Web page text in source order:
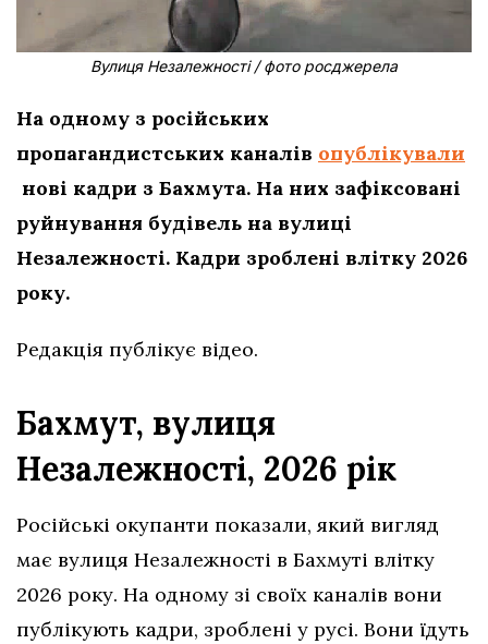
Вулиця Незалежності / фото росджерела
На одному з російських
пропагандистських каналів опублікували
нові кадри з Бахмута. На них зафіксовані
руйнування будівель на вулиці
Незалежності. Кадри зроблені влітку 2026
року.
Редакція публікує відео.
Бахмут, вулиця
Незалежності, 2026 рік
Російські окупанти показали, який вигляд
має вулиця Незалежності в Бахмуті влітку
2026 року. На одному зі своїх каналів вони
публікують кадри, зроблені у русі. Вони їдуть